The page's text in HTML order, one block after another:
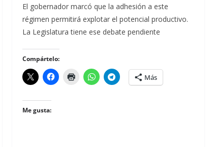
El gobernador marcó que la adhesión a este
régimen permitirá explotar el potencial productivo.
La Legislatura tiene ese debate pendiente
Compártelo:
Más
Me gusta: